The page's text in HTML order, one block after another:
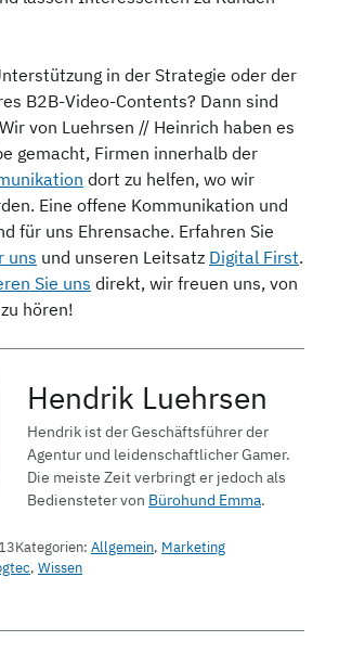
in der Strategie oder der
B2B-Video-Contents? Dann sind
von Luehrsen // Heinrich haben es
gemacht, Firmen innerhalb der
dort zu helfen, wo wir
Eine offene Kommunikation und
für uns Ehrensache. Erfahren Sie
uns und unseren Leitsatz Digital First.
Sie uns direkt, wir freuen uns, von
hören!
Hendrik Luehrsen
Hendrik ist der Geschäftsführer der
Agentur und leidenschaftlicher Gamer.
Die meiste Zeit verbringt er jedoch als
Bediensteter von Bürohund Emma.
Kategorien: Allgemein, Marketing
, Wissen